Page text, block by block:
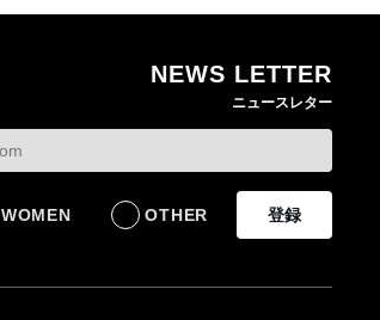
無印良品の古家具シリ
具を再生した一点物を
LIFESTYLE
NEWS LETTER
ニュースレター
WOMEN OTHER 登録